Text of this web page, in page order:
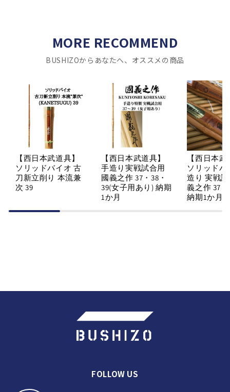
MORE RECOMMEND
BUSHIZOからあなたへ、オススメの商品
【西日本武道具】
ソリッドバイオ 古
刀新立削り 本流兼
次 39
【西日本武道具】
手造り実戦試合用
國義之作 37・38・
39(女子用あり) 納期
1か月
【西日本
ソリッドバ
造り 実戦
義之作 37・
納期1か月
FOLLOW US